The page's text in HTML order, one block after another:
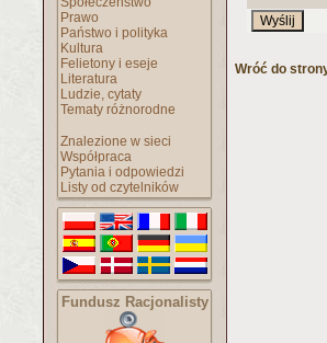
Prawo
Państwo i polityka
Kultura
Felietony i eseje
Literatura
Ludzie, cytaty
Tematy różnorodne
Znalezione w sieci
Współpraca
Pytania i odpowiedzi
Listy od czytelników
Fundusz Racjonalisty
Wróć do